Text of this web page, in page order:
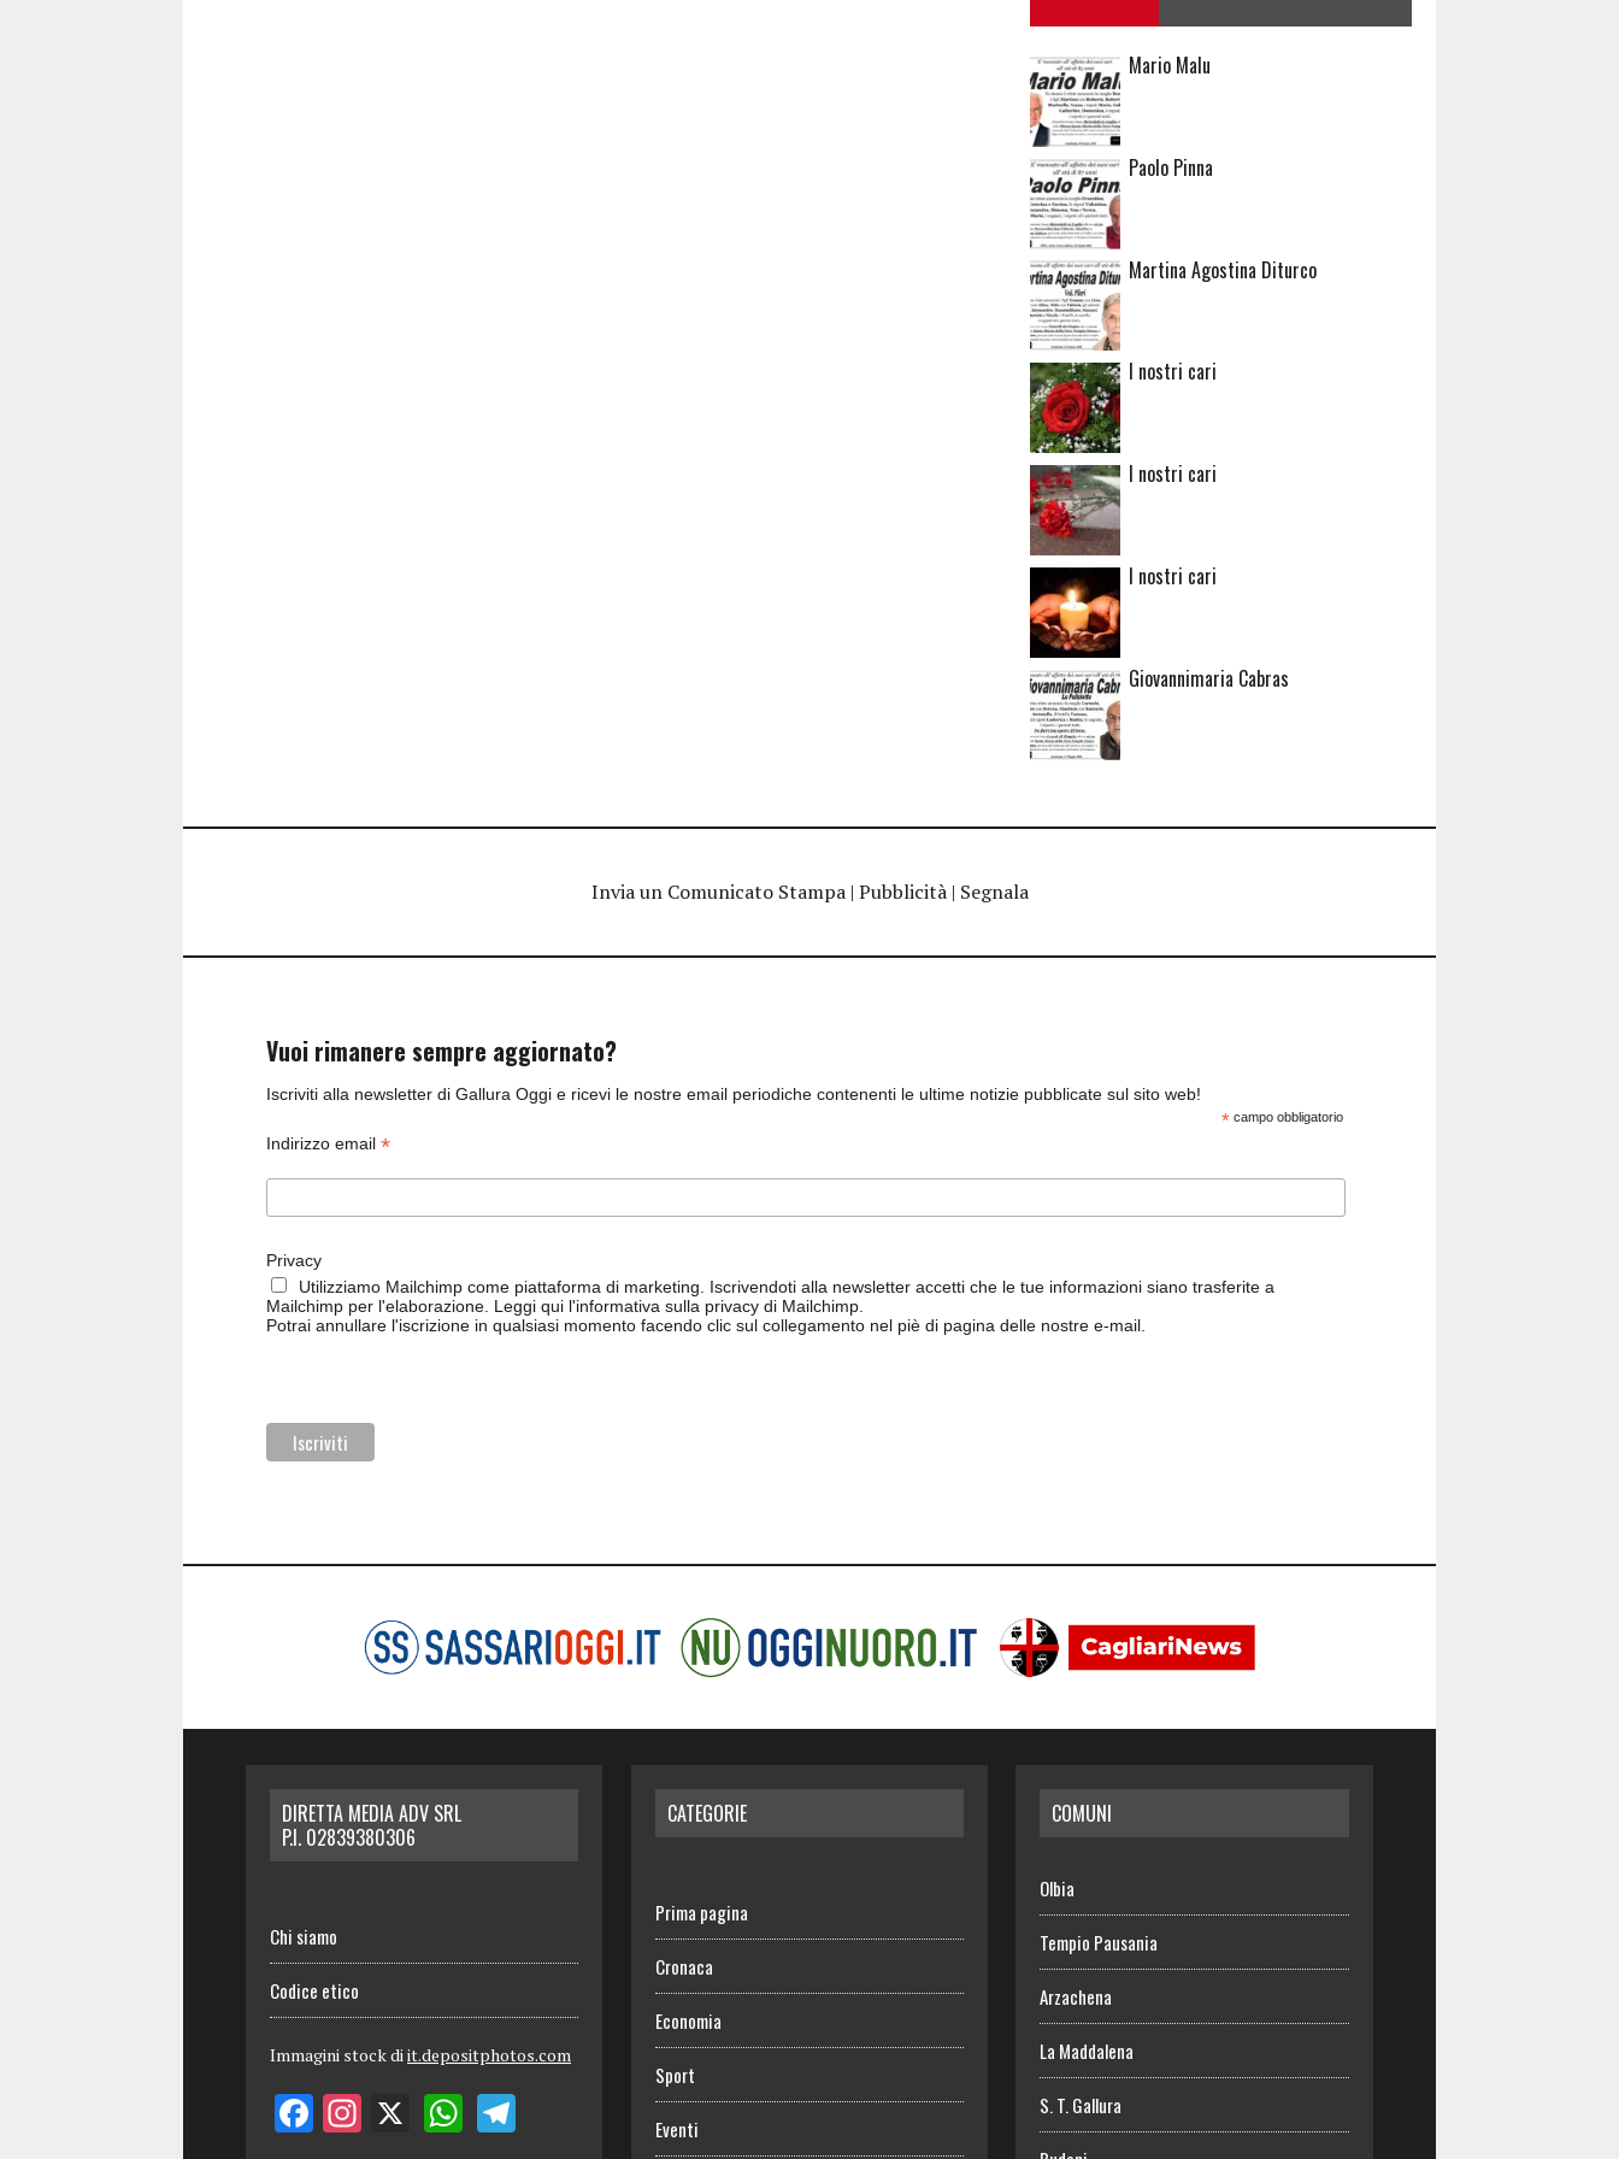
Mario Malu
Paolo Pinna
Martina Agostina Diturco
I nostri cari
I nostri cari
I nostri cari
Giovannimaria Cabras
Invia un Comunicato Stampa| Pubblicità| Segnala
Vuoi rimanere sempre aggiornato?
Iscriviti alla newsletter di Gallura Oggi e ricevi le nostre email periodiche contenenti le ultime notizie pubblicate sul sito web!
*campo obbligatorio
Indirizzo email *
Privacy
Utilizziamo Mailchimp come piattaforma di marketing. Iscrivendoti alla newsletter accetti che le tue informazioni siano trasferite a
Mailchimp per l'elaborazione. Leggi qui l'informativa sulla privacy di Mailchimp.
Potrai annullare l'iscrizione in qualsiasi momento facendo clic sul collegamento nel piè di pagina delle nostre e-mail.
DIRETTA MEDIA ADV SRL
P.I. 02839380306
Chi siamo
Codice etico
Immagini stock diit.depositphotos.com
CATEGORIE
Prima pagina
Cronaca
Economia
Sport
Eventi
COMUNI
Olbia
Tempio Pausania
Arzachena
La Maddalena
S. T. Gallura